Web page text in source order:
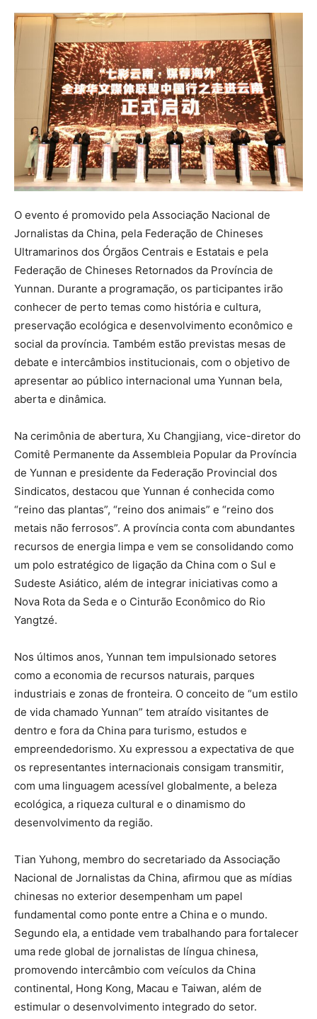
O evento é promovido pela Associação Nacional de
Jornalistas da China, pela Federação de Chineses
Ultramarinos dos Órgãos Centrais e Estatais e pela
Federação de Chineses Retornados da Província de
Yunnan. Durante a programação, os participantes irão
conhecer de perto temas como história e cultura,
preservação ecológica e desenvolvimento econômico e
social da província. Também estão previstas mesas de
debate e intercâmbios institucionais, com o objetivo de
apresentar ao público internacional uma Yunnan bela,
aberta e dinâmica.
Na cerimônia de abertura, Xu Changjiang, vice-diretor do
Comitê Permanente da Assembleia Popular da Província
de Yunnan e presidente da Federação Provincial dos
Sindicatos, destacou que Yunnan é conhecida como
“reino das plantas”, “reino dos animais” e “reino dos
metais não ferrosos”. A província conta com abundantes
recursos de energia limpa e vem se consolidando como
um polo estratégico de ligação da China com o Sul e
Sudeste Asiático, além de integrar iniciativas como a
Nova Rota da Seda e o Cinturão Econômico do Rio
Yangtzé.
Nos últimos anos, Yunnan tem impulsionado setores
como a economia de recursos naturais, parques
industriais e zonas de fronteira. O conceito de “um estilo
de vida chamado Yunnan” tem atraído visitantes de
dentro e fora da China para turismo, estudos e
empreendedorismo. Xu expressou a expectativa de que
os representantes internacionais consigam transmitir,
com uma linguagem acessível globalmente, a beleza
ecológica, a riqueza cultural e o dinamismo do
desenvolvimento da região.
Tian Yuhong, membro do secretariado da Associação
Nacional de Jornalistas da China, afirmou que as mídias
chinesas no exterior desempenham um papel
fundamental como ponte entre a China e o mundo.
Segundo ela, a entidade vem trabalhando para fortalecer
uma rede global de jornalistas de língua chinesa,
promovendo intercâmbio com veículos da China
continental, Hong Kong, Macau e Taiwan, além de
estimular o desenvolvimento integrado do setor.